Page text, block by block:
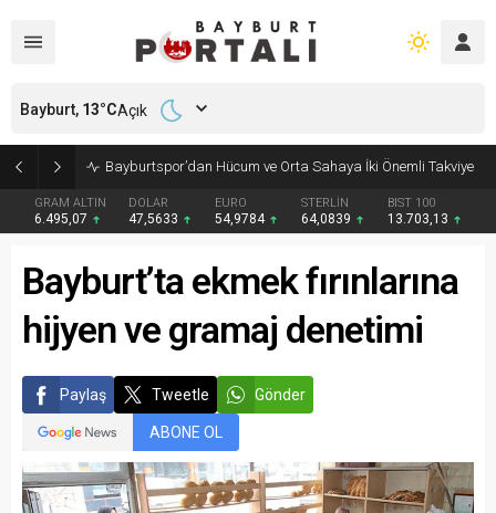
Bayburtspor’dan Hücum ve Orta Sahaya İki Önemli Takviye
GRAM ALTIN
6.495,07
DOLAR
47,5633
EURO
54,9784
STERLİN
64,0839
BIST 100
13.703,13
Bayburt, 13°CAçık
Bayburt’ta ekmek fırınlarına
hijyen ve gramaj denetimi
Paylaş Tweetle Gönder
ABONE OL